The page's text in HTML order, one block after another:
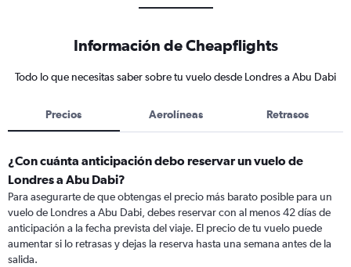
Información de Cheapflights
Todo lo que necesitas saber sobre tu vuelo desde Londres a Abu Dabi
Precios Aerolíneas Retrasos
¿Con cuánta anticipación debo reservar un vuelo de
Londres a Abu Dabi?
Para asegurarte de que obtengas el precio más barato posible para un
vuelo de Londres a Abu Dabi, debes reservar con al menos 42 días de
anticipación a la fecha prevista del viaje. El precio de tu vuelo puede
aumentar si lo retrasas y dejas la reserva hasta una semana antes de la
salida.